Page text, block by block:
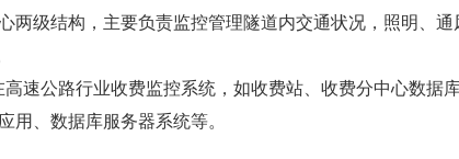
两级结构，主要负责监控管理隧道内交通状况，照明、
速公路行业收费监控系统，如收费站、收费分中心数据
用、数据库服务器系统等。